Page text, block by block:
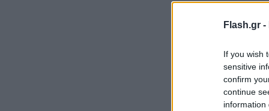
Flash.gr -
If you wish
sensitive
confirm
continue
information